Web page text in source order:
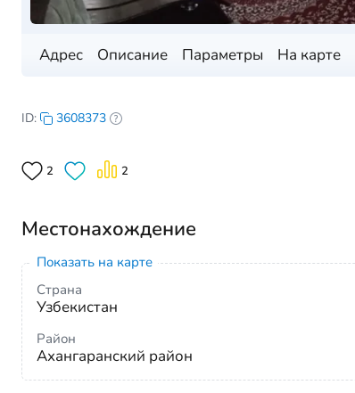
Адрес Описание Параметры На карте
ID: 3608373
2 2
Местонахождение
Показать на карте
Страна
Узбекистан
Район
Ахангаранский район